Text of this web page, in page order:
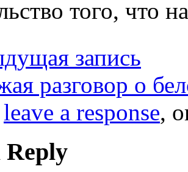
того, что
запись
разговор о
leave a response,
Reply